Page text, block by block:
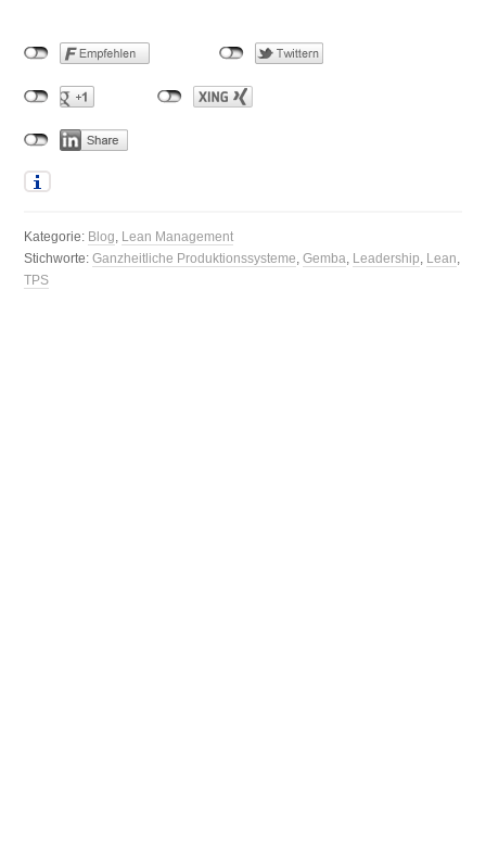
Kategorie: Blog, Lean Management
Stichworte:Ganzheitliche Produktionssysteme,Gemba, Leadership, Lean,
TPS